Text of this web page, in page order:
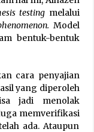
testing melalui
Model
bentuk-bentuk
cara penyajian
yang diperoleh
jadi menolak
memverifikasi
ada. Ataupun